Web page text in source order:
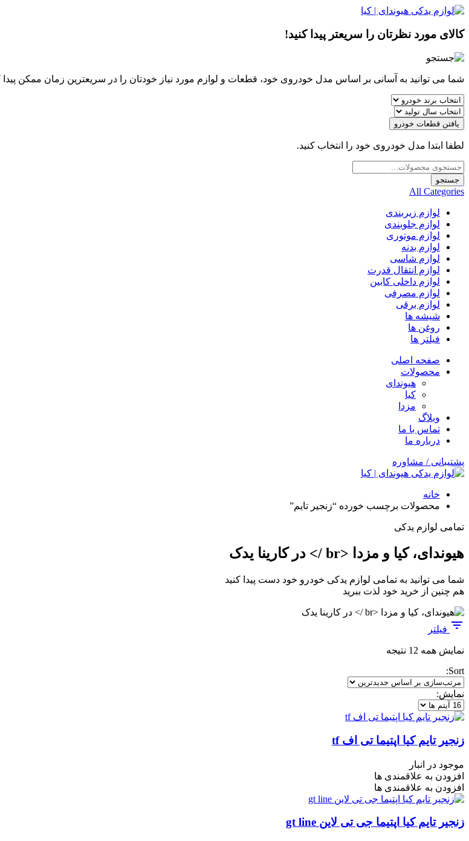
کالای مورد نظرتان را سریعتر پیدا کنید!
شما می توانید به آسانی بر اساس مدل خودروی خود، قطعات و لوازم مورد نیاز خودتان را در سریعترین زمان ممکن پیدا
یافتن قطعات خودرو
لطفا ابتدا مدل خودروی خود را انتخاب کنید.
Products
search
جستجو
All Categories
لوازم زیربندی
لوازم جلوبندی
لوازم موتوری
لوازم بدنه
لوازم شاسی
لوازم انتقال قدرت
لوازم داخلی کابین
لوازم مصرفی
لوازم برقی
شیشه ها
روغن ها
فیلتر ها
صفحه اصلی
محصولات
هیوندای
کیا
مزدا
وبلاگ
تماس با ما
درباره ما
پشتیبانی / مشاوره
خانه
محصولات برچسب خورده “زنجیر تایم”
تمامی لوازم یدکی
هیوندای، کیا و مزدا <br /> در کارینا یدک
شما می توانید به تمامی لوازم یدکی خودرو خود دست پیدا کنید
هم چنین از خرید خود لذت ببرید
فیلتر
نمایش همه 12 نتیجه
جدیدترین
Sort:
نمایش:
زنجیر تایم کیا اپتیما تی اف tf
موجود در انبار
افزودن به علاقمندی ها
افزودن به علاقمندی ها
زنجیر تایم کیا اپتیما جی تی لاین gt line